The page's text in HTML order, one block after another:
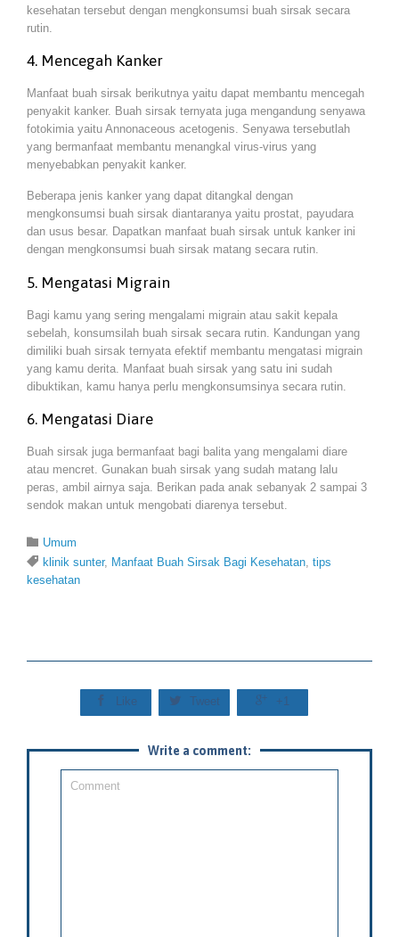
kesehatan tersebut dengan mengkonsumsi buah sirsak secara
rutin.
4. Mencegah Kanker
Manfaat buah sirsak berikutnya yaitu dapat membantu mencegah
penyakit kanker. Buah sirsak ternyata juga mengandung senyawa
fotokimia yaitu Annonaceous acetogenis. Senyawa tersebutlah
yang bermanfaat membantu menangkal virus-virus yang
menyebabkan penyakit kanker.
Beberapa jenis kanker yang dapat ditangkal dengan
mengkonsumsi buah sirsak diantaranya yaitu prostat, payudara
dan usus besar. Dapatkan manfaat buah sirsak untuk kanker ini
dengan mengkonsumsi buah sirsak matang secara rutin.
5. Mengatasi Migrain
Bagi kamu yang sering mengalami migrain atau sakit kepala
sebelah, konsumsilah buah sirsak secara rutin. Kandungan yang
dimiliki buah sirsak ternyata efektif membantu mengatasi migrain
yang kamu derita. Manfaat buah sirsak yang satu ini sudah
dibuktikan, kamu hanya perlu mengkonsumsinya secara rutin.
6. Mengatasi Diare
Buah sirsak juga bermanfaat bagi balita yang mengalami diare
atau mencret. Gunakan buah sirsak yang sudah matang lalu
peras, ambil airnya saja. Berikan pada anak sebanyak 2 sampai 3
sendok makan untuk mengobati diarenya tersebut.
 Category
Umum
 Tags
klinik sunter, Manfaat Buah Sirsak Bagi Kesehatan tips
kesehatan
 Like  Tweet  +1
Write a comment: